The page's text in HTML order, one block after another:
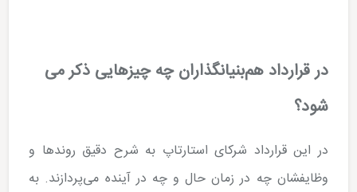
در قرارداد هم‌بنیان­گذاران چه چیزهایی ذکر می­‌
شود؟
در این قرارداد شرکای استارتاپ به شرح دقیق روندها و
وظایف­شان چه در زمان حال و چه در آینده می­‌پردازند. به